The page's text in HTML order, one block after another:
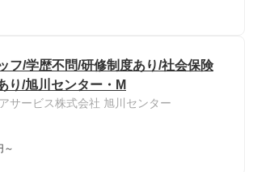
フ/学歴不問/研修制度あり/社会保険
り/旭川センター・M
サービス株式会社 旭川センター
～